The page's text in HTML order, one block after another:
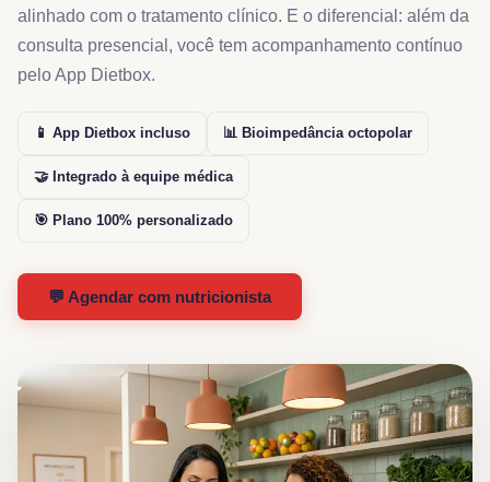
alinhado com o tratamento clínico. E o diferencial: além da
consulta presencial, você tem acompanhamento contínuo
pelo App Dietbox.
📱 App Dietbox incluso 📊 Bioimpedância octopolar
🤝 Integrado à equipe médica
🎯 Plano 100% personalizado
💬 Agendar com nutricionista